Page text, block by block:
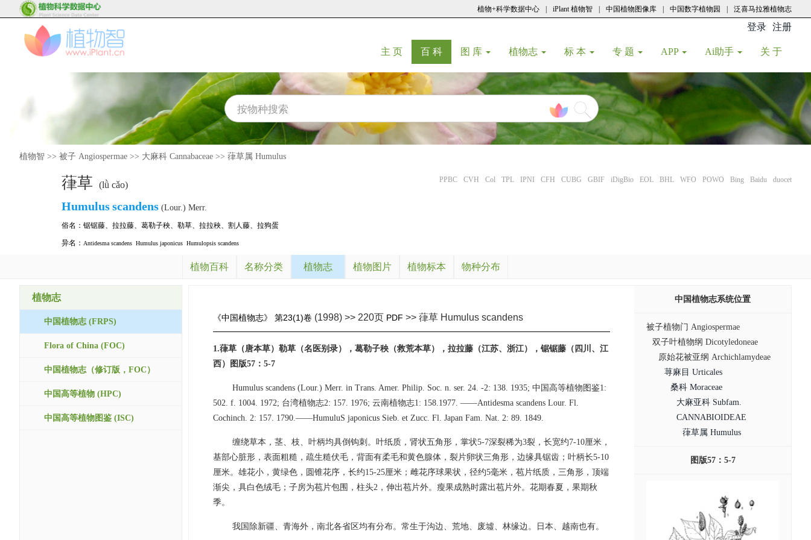
植物+科学数据中心 iPlant 植物智 中国植物图像库 中国数字植物园 泛喜马拉雅植物志
登录 注册
主 页(current)
百 科(current)
图 库 植物志 标 本 专 题 APP Ai助手 关 于
植物智 >> 被子 Angiospermae >> 大麻科 Cannabaceae >> 葎草属 Humulus
葎草 (lǜ cǎo) PPBC CVH Col TPL IPNI CFH CUBG GBIF iDigBio EOL BHL WFO POWO Bing Baidu duocet
Humulusscandens (Lour.) Merr.
俗名： 锯锯藤、 拉拉藤、 葛勒子秧、 勒草、 拉拉秧、 割人藤、 拉狗蛋
异名： Antidesma scandens Humulus japonicus Humulopsis scandens
植物百科 名称分类 植物志 植物图片 植物标本 物种分布
植物志
中国植物志 (FRPS)
Flora of China (FOC)
中国植物志（修订版，FOC）
中国高等植物 (HPC)
中国高等植物图鉴 (ISC)
《中国植物志》 第23(1)卷 (1998) >> 220页 PDF >> 葎草 Humulus scandens
1.葎草（唐本草）勒草（名医别录），葛勒子秧（救荒本草），拉拉藤（江苏、浙江），锯锯藤（四川、江
西）图版57：5-7
Humulus scandens (Lour.) Merr. in Trans. Amer. Philip. Soc. n. ser. 24. -2: 138. 1935; 中国高等植物图鉴1:
502. f. 1004. 1972; 台湾植物志2: 157. 1976; 云南植物志1: 158.1977. ——Antidesma scandens Lour. Fl.
Cochinch. 2: 157. 1790.——HumuluS japonicus Sieb. et Zucc. Fl. Japan Fam. Nat. 2: 89. 1849.
缠绕草本，茎、枝、叶柄均具倒钩刺。叶纸质，肾状五角形，掌状5-7深裂稀为3裂，长宽约7-10厘米，
基部心脏形，表面粗糙，疏生糙伏毛，背面有柔毛和黄色腺体，裂片卵状三角形，边缘具锯齿；叶柄长5-10
厘米。雄花小，黄绿色，圆锥花序，长约15-25厘米；雌花序球果状，径约5毫米，苞片纸质，三角形，顶端
渐尖，具白色绒毛；子房为苞片包围，柱头2，伸出苞片外。瘦果成熟时露出苞片外。花期春夏，果期秋
季。
我国除新疆、青海外，南北各省区均有分布。常生于沟边、荒地、废墟、林缘边。日本、越南也有。
中国植物志系统位置
被子植物门 Angiospermae
双子叶植物纲 Dicotyledoneae
原始花被亚纲 Archichlamydeae
荨麻目 Urticales
桑科 Moraceae
大麻亚科 Subfam.
CANNABIOIDEAE
葎草属 Humulus
图版57：5-7